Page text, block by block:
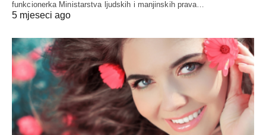
funkcionerka Ministarstva ljudskih i manjinskih prava…
5 mjeseci ago